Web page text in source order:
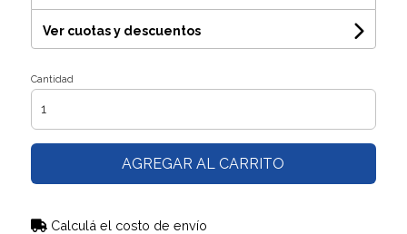
Ver cuotas y descuentos
Cantidad
AGREGAR AL CARRITO
Calculá el costo de envío